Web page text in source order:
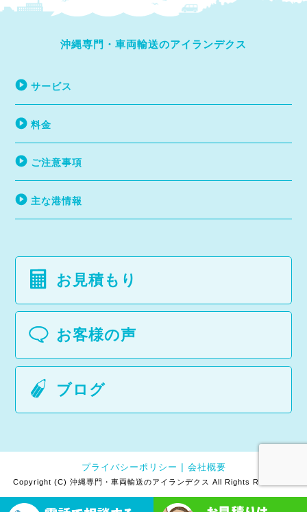
沖縄専門・車両輸送のアイランデクス
サービス
料金
ご注意事項
主な港情報
お見積もり
お客様の声
ブログ
プライバシーポリシー 会社概要
Copyright (C) 沖縄専門・車両輸送のアイランデクス All Rights Reserved.